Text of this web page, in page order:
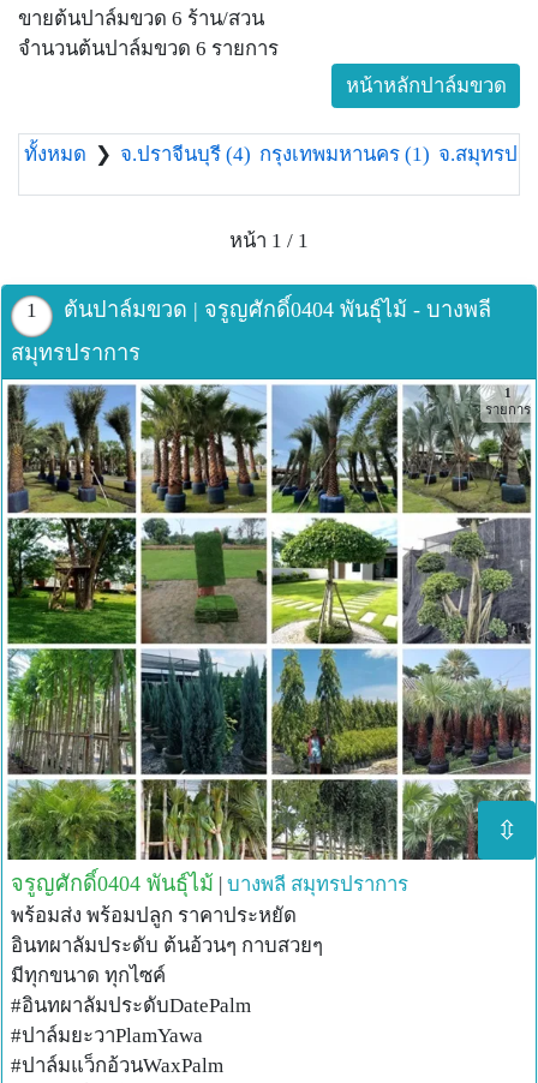
ขายต้นปาล์มขวด 6 ร้าน/สวน
จำนวนต้นปาล์มขวด 6 รายการ
หน้าหลักปาล์มขวด
ทั้งหมด ❯ จ.ปราจีนบุรี (4) กรุงเทพมหานคร (1) จ.สมุทรปร
หน้า 1 / 1
1
ต้นปาล์มขวด | จรูญศักดิ์0404 พันธุ์ไม้ - บางพลี
สมุทรปราการ
⇳
1
รายการ
จรูญศักดิ์0404 พันธุ์ไม้ | บางพลี สมุทรปราการ
พร้อมส่ง พร้อมปลูก ราคาประหยัด
อินทผาลัมประดับ ต้นอ้วนๆ กาบสวยๆ
มีทุกขนาด ทุกไซค์
#อินทผาลัมประดับDatePalm
#ปาล์มยะวาPlamYawa
#ปาล์มแว็กอ้วนWaxPalm